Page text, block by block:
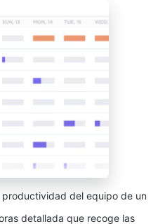
productividad del equipo de un
detallada que recoge las